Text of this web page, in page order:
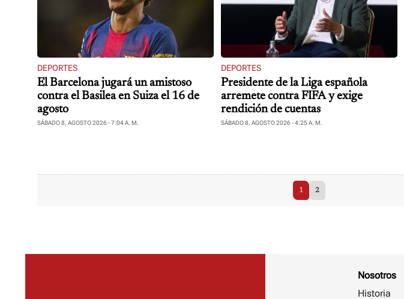
DEPORTES
El Barcelona jugará un amistoso
contra el Basilea en Suiza el 16 de
agosto
SÁBADO 8, AGOSTO 2026 - 7:04 A. M.
DEPORTES
Presidente de la Liga española
arremete contra FIFA y exige
rendición de cuentas
SÁBADO 8, AGOSTO 2026 - 4:25 A. M.
1 2
Nosotros
Historia